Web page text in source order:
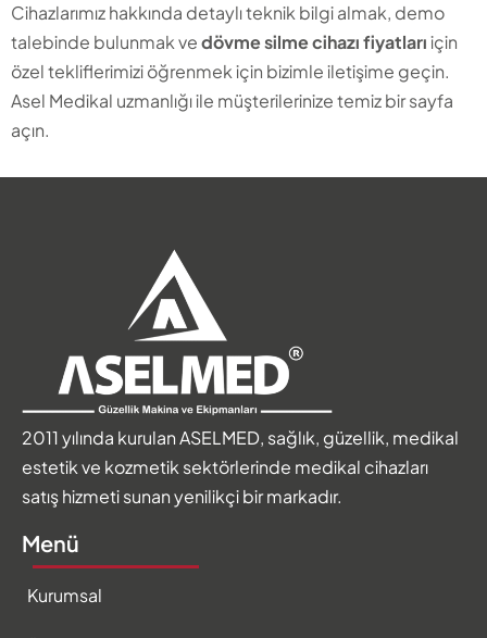
Cihazlarımız hakkında detaylı teknik bilgi almak, demo
talebinde bulunmak vedövme silme cihazı fiyatlarıiçin
özel tekliflerimizi öğrenmek için bizimle iletişime geçin.
Asel Medikal uzmanlığı ile müşterilerinize temiz bir sayfa
açın.
2011 yılında kurulan ASELMED, sağlık, güzellik, medikal
estetik ve kozmetik sektörlerinde medikal cihazları
satış hizmeti sunan yenilikçi bir markadır.
Menü
Kurumsal